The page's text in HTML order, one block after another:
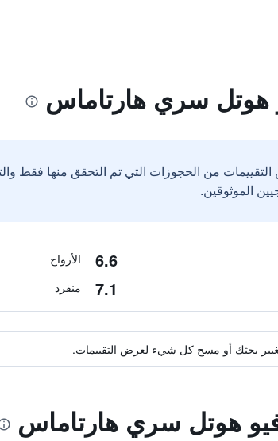
سري هارتاماس
من الحجوزات التي تم التحقق منها فقط
6.6 الأزواج
7.1 منفرد
بحثك أو مسح كل شيء لعرض التقييمات.
هوتل سري هارتاماس